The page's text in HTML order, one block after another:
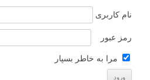
نام کاربری
رمز عبور
مرا به خاطر بسپار